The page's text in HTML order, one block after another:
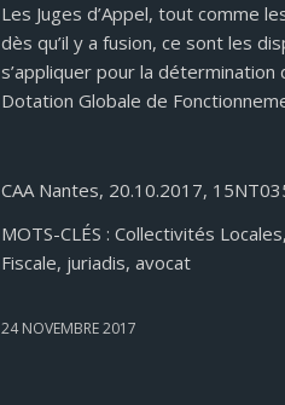
Les Juges d’Appel, tout comme
dès qu’il y a fusion, ce sont les
s’appliquer pour la détermination
Dotation Globale de
CAA Nantes, 20.10.2017,
MOTS-CLÉS : Collectivités
Fiscale, juriadis, avocat
24 NOVEMBRE 2017